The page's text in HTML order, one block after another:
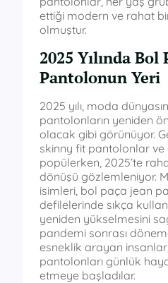
ettiği modern ve rahat
olmuştur.
2025 Yılında Bol
Pantolonun Yeri
2025 yılı, moda
pantolonların yeniden ön
olacak gibi görünüyor.
skinny fit pantolonlar
popülerken, 2025’te
dönüşü gözlemleniyor.
isimleri, bol paça jean
defilelerinde sıkça
yeniden yükselmesini
pandemi sonrası
esneklik arayan
pantolonları günlük
etmeye başladılar.